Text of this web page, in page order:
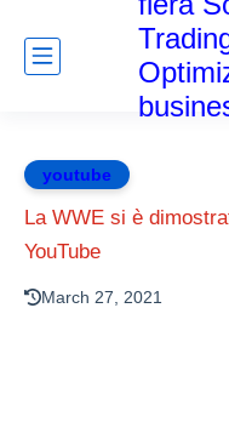
youtube
La WWE si è
YouTube
March 27, 2021